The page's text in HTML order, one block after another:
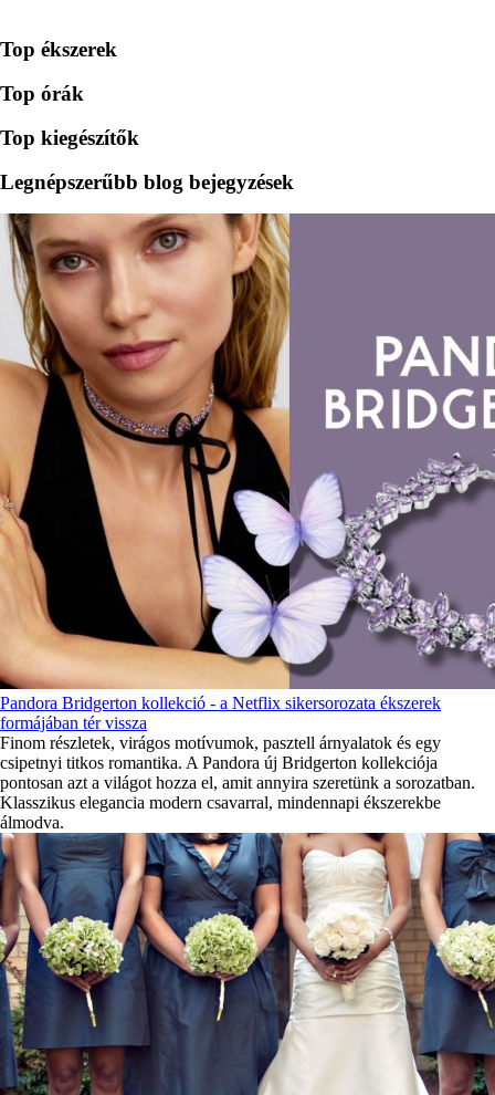
Top ékszerek
Top órák
Top kiegészítők
Legnépszerűbb blog bejegyzések
Pandora Bridgerton kollekció - a Netflix sikersorozata ékszerek
formájában tér vissza
Finom részletek, virágos motívumok, pasztell árnyalatok és egy
csipetnyi titkos romantika. A Pandora új Bridgerton kollekciója
pontosan azt a világot hozza el, amit annyira szeretünk a sorozatban.
Klasszikus elegancia modern csavarral, mindennapi ékszerekbe
álmodva.